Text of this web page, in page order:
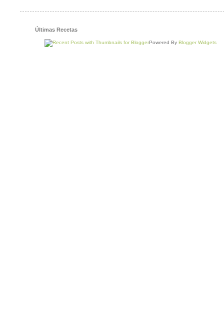
Últimas Recetas
Powered By Blogger Widgets